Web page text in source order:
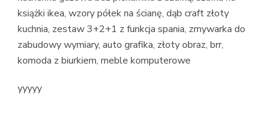
książki ikea, wzory półek na ścianę, dąb craft złoty
kuchnia, zestaw 3+2+1 z funkcja spania, zmywarka do
zabudowy wymiary, auto grafika, złoty obraz, brr,
komoda z biurkiem, meble komputerowe
yyyyy